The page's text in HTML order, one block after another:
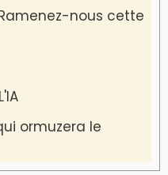
de la plateforme “Observatoire
du Ministère de l’Équipement et
à Tanger